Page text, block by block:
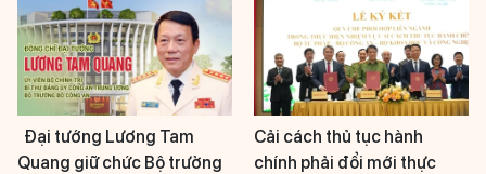
Đại tướng Lương Tam
Quang giữ chức Bộ trưởng
Cải cách thủ tục hành
chính phải đổi mới thực